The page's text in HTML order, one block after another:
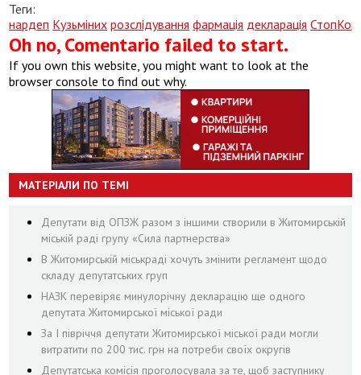
Теги:
нардеп Кузьміних розслідування фармація декларація СтопКор
Oh no, Comentario failed to start.
If you own this website, you might want to look at the
browser console to find out why.
МАТЕРІАЛИ ПО ТЕМІ
Депутати від ОПЗЖ разом з іншими створили в Житомирській
міській раді групу «Сила партнерства»
В Житомирській міськраді хочуть змінити регламент щодо
складу депутатських груп
НАЗК перевіряє минулорічну декларацію ще одного
депутата Житомирської міської ради
За І півріччя депутати Житомирської міської ради могли
витратити по 200 тис. грн на потреби своїх округів
Депутатська комісія проголосувала за те, щоб заступнику